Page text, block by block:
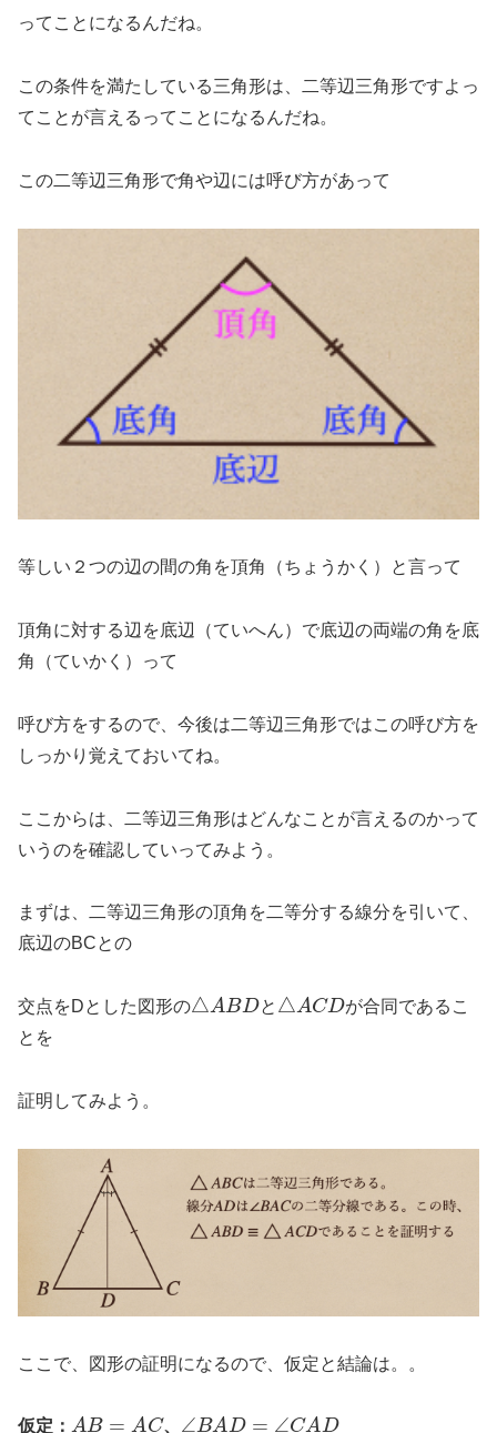
ってことになるんだね。
この条件を満たしている三角形は、二等辺三角形ですよっ
てことが言えるってことになるんだね。
この二等辺三角形で角や辺には呼び方があって
等しい２つの辺の間の角を頂角（ちょうかく）と言って
頂角に対する辺を底辺（ていへん）で底辺の両端の角を底
角（ていかく）って
呼び方をするので、今後は二等辺三角形ではこの呼び方を
しっかり覚えておいてね。
ここからは、二等辺三角形はどんなことが言えるのかって
いうのを確認していってみよう。
まずは、二等辺三角形の頂角を二等分する線分を引いて、
底辺のBCとの
交点をDとした図形の
△ A BD
と
△ A CD
が合同であるこ
とを
証明してみよう。
ここで、図形の証明になるので、仮定と結論は。。
仮定：
A B= C
、
∠B A D CA D